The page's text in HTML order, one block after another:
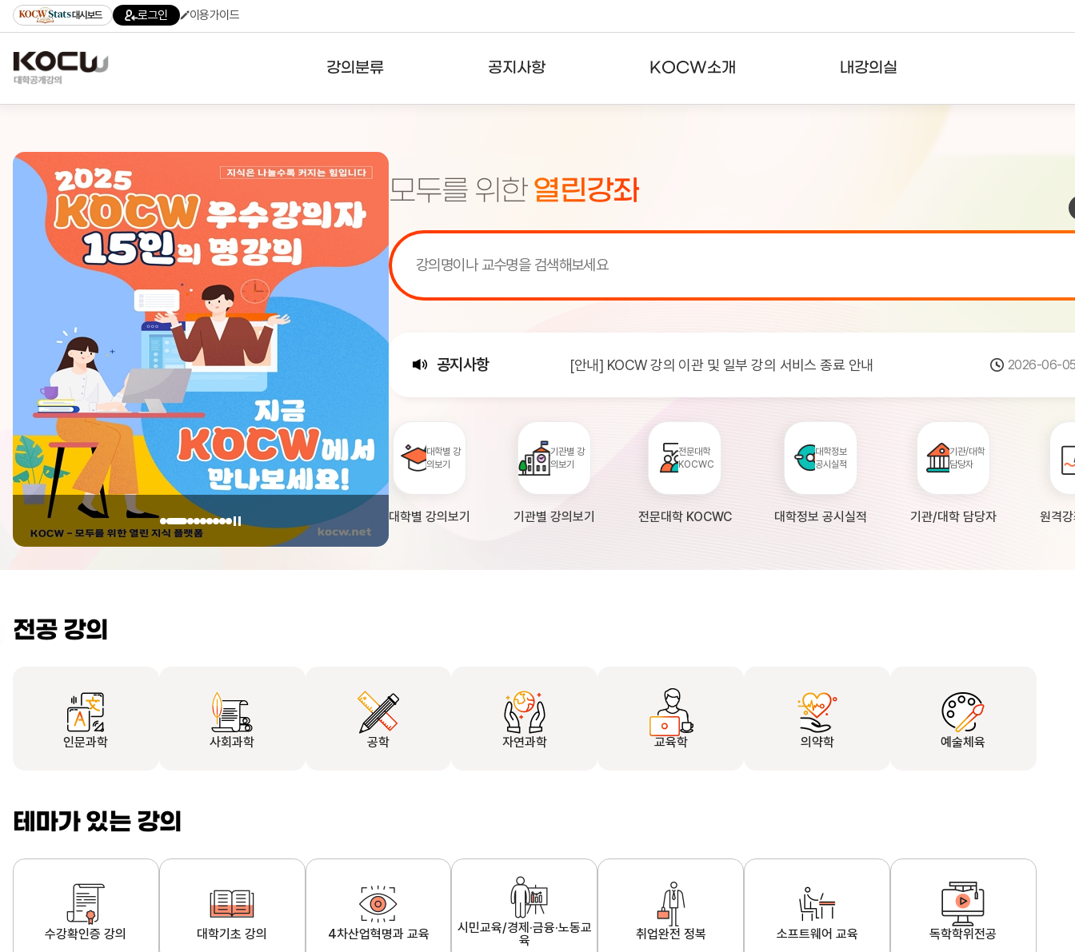
대시보드 로그인 이용가이드
강의분류
기관강의
테마강의
공지사항
주요통계현황
KOCW소개 내강의실
모두를 위한 열린강좌
공지사항
[서비스점검] KOCW 서비스 점검 안내(7월 24일 19:00 ~ 7월... 2026-07-
[안내] KOCW 강의 이관 및 일부 강의 서비스 종료 안내 2026-06-
[안내] 2026년 대학정보공시 대학의 원격강좌 현황 조사 안내(자주묻... 2026-04-
대학별 강
의보기
대학별 강의보기
기관별 강
의보기
기관별 강의보기
전문대학
KOCWC
전문대학 KOCWC
대학정보
공시실적
대학정보 공시실적
기관/대학
담당자
기관/대학 담당자 원격
전공 강의
인문과학 사회과학 공학 자연과학 교육학 의약학 예술체육
테마가 있는 강의
수강확인증 강의 대학기초 강의 4차산업혁명과 교육
시민교육/경제·금융·노동교
육
취업완전 정복 소프트웨어 교육 독학학위전공